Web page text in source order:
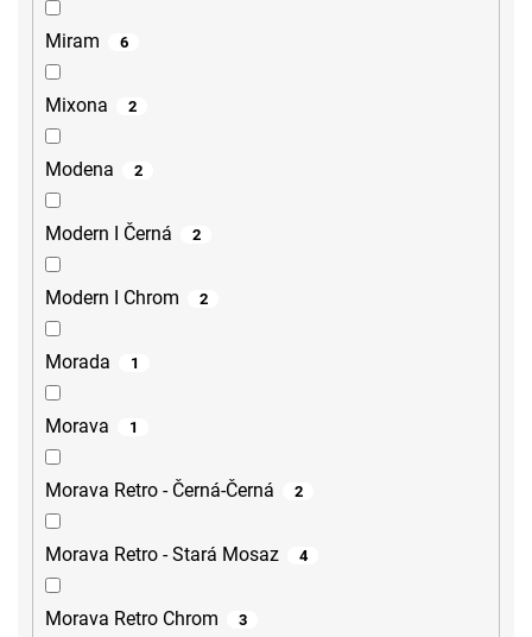
Miram 6
Mixona 2
Modena 2
Modern I Černá 2
Modern I Chrom 2
Morada 1
Morava 1
Morava Retro - Černá-Černá 2
Morava Retro - Stará Mosaz 4
Morava Retro Chrom 3